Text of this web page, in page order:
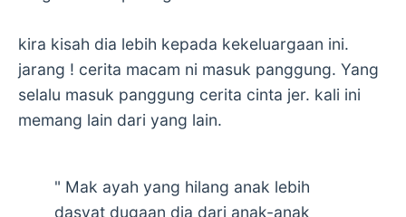
kira kisah dia lebih kepada kekeluargaan ini.
jarang ! cerita macam ni masuk panggung. Yang
selalu masuk panggung cerita cinta jer. kali ini
memang lain dari yang lain.
" Mak ayah yang hilang anak lebih
dasyat dugaan dia dari anak-anak